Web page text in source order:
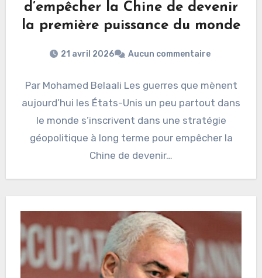
d’empêcher la Chine de devenir
la première puissance du monde
21 avril 2026 Aucun commentaire
Par Mohamed Belaali Les guerres que mènent
aujourd’hui les États-Unis un peu partout dans
le monde s’inscrivent dans une stratégie
géopolitique à long terme pour empêcher la
Chine de devenir…